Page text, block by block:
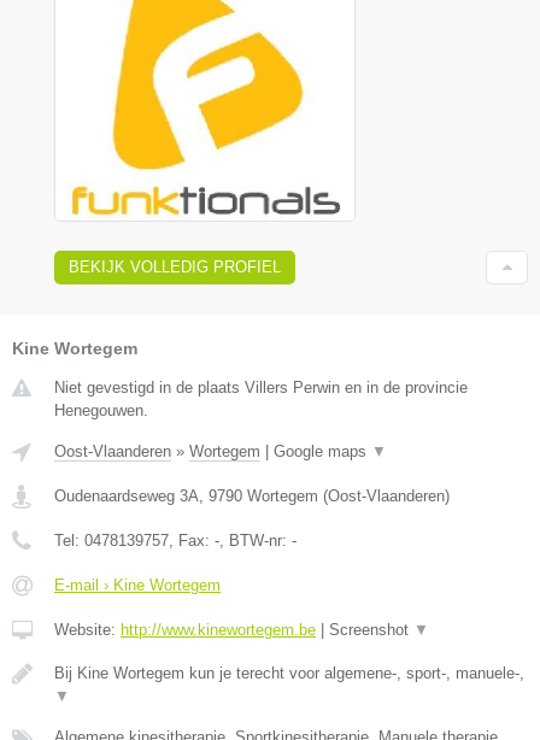
BEKIJK VOLLEDIG PROFIEL
Kine Wortegem
Niet gevestigd in de plaats Villers Perwin en in de provincie
Henegouwen.
Oost-Vlaanderen » Wortegem | Google maps ▼
Oudenaardseweg 3A 9790 Wortegem (Oost-Vlaanderen)
Tel: 0478139757 , Fax: - , BTW-nr: -
E-mail › Kine Wortegem
Website: http://www.kinewortegem.be | Screenshot ▼
Bij Kine Wortegem kun je terecht voor algemene-, sport-, manuele-,
▼